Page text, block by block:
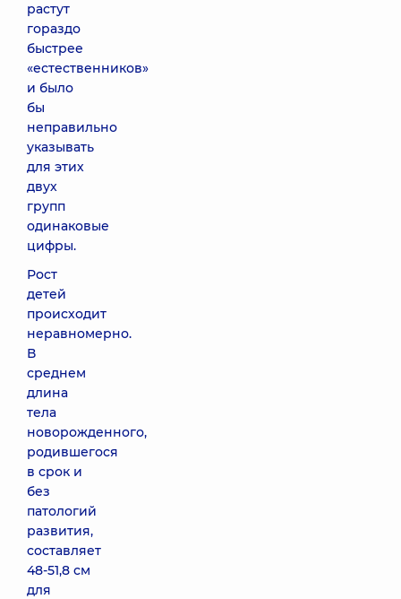
растут
гораздо
быстрее
«естественников»
и было
бы
неправильно
указывать
для этих
двух
групп
одинаковые
цифры.
Рост
детей
происходит
неравномерно.
В
среднем
длина
тела
новорожденного,
родившегося
в срок и
без
патологий
развития,
составляет
48-51,8 см
для